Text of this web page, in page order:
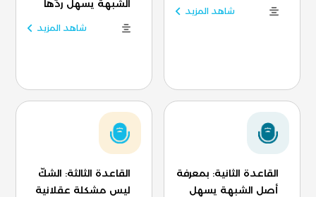
شاهد المزيد
الشبهة يسهل ردّها
شاهد المزيد
القاعدة الثانية: بمعرفة
أصل الشبهة يسهل
القاعدة الثالثة: الشكّ
ليس مشكلة عقلانية